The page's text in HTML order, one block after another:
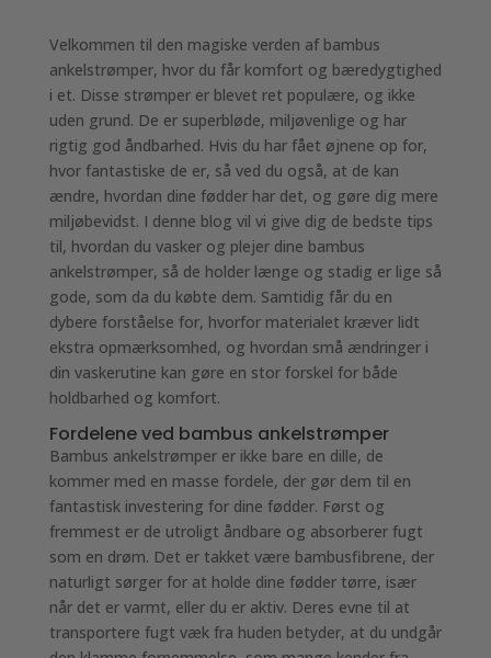
Velkommen til den magiske verden af bambus
ankelstrømper, hvor du får komfort og bæredygtighed
i et. Disse strømper er blevet ret populære, og ikke
uden grund. De er superbløde, miljøvenlige og har
rigtig god åndbarhed. Hvis du har fået øjnene op for,
hvor fantastiske de er, så ved du også, at de kan
ændre, hvordan dine fødder har det, og gøre dig mere
miljøbevidst. I denne blog vil vi give dig de bedste tips
til, hvordan du vasker og plejer dine bambus
ankelstrømper, så de holder længe og stadig er lige så
gode, som da du købte dem. Samtidig får du en
dybere forståelse for, hvorfor materialet kræver lidt
ekstra opmærksomhed, og hvordan små ændringer i
din vaskerutine kan gøre en stor forskel for både
holdbarhed og komfort.
Fordelene ved bambus ankelstrømper
Bambus ankelstrømper er ikke bare en dille, de
kommer med en masse fordele, der gør dem til en
fantastisk investering for dine fødder. Først og
fremmest er de utroligt åndbare og absorberer fugt
som en drøm. Det er takket være bambusfibrene, der
naturligt sørger for at holde dine fødder tørre, især
når det er varmt, eller du er aktiv. Deres evne til at
transportere fugt væk fra huden betyder, at du undgår